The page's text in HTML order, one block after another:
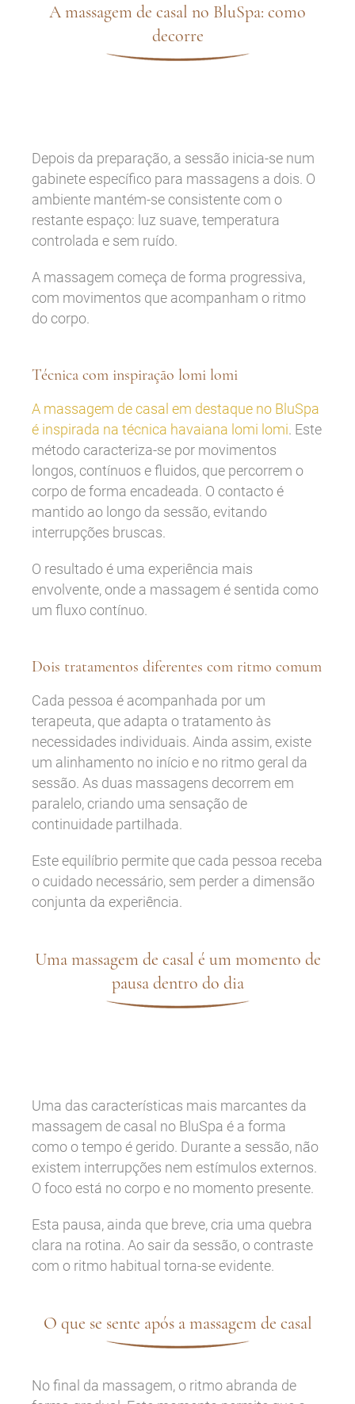
A massagem de casal no BluSpa: como
decorre
Depois da preparação, a sessão inicia-se num
gabinete específico para massagens a dois. O
ambiente mantém-se consistente com o
restante espaço: luz suave, temperatura
controlada e sem ruído.
A massagem começa de forma progressiva,
com movimentos que acompanham o ritmo
do corpo.
Técnica com inspiração lomi lomi
A massagem de casal em destaque no BluSpa
é inspirada na técnica havaiana lomi lomi. Este
método caracteriza-se por movimentos
longos, contínuos e fluidos, que percorrem o
corpo de forma encadeada. O contacto é
mantido ao longo da sessão, evitando
interrupções bruscas.
O resultado é uma experiência mais
envolvente, onde a massagem é sentida como
um fluxo contínuo.
Dois tratamentos diferentes com ritmo comum
Cada pessoa é acompanhada por um
terapeuta, que adapta o tratamento às
necessidades individuais. Ainda assim, existe
um alinhamento no início e no ritmo geral da
sessão. As duas massagens decorrem em
paralelo, criando uma sensação de
continuidade partilhada.
Este equilíbrio permite que cada pessoa receba
o cuidado necessário, sem perder a dimensão
conjunta da experiência.
Uma massagem de casal é um momento de
pausa dentro do dia
Uma das características mais marcantes da
massagem de casal no BluSpa é a forma
como o tempo é gerido. Durante a sessão, não
existem interrupções nem estímulos externos.
O foco está no corpo e no momento presente.
Esta pausa, ainda que breve, cria uma quebra
clara na rotina. Ao sair da sessão, o contraste
com o ritmo habitual torna-se evidente.
O que se sente após a massagem de casal
No final da massagem, o ritmo abranda de